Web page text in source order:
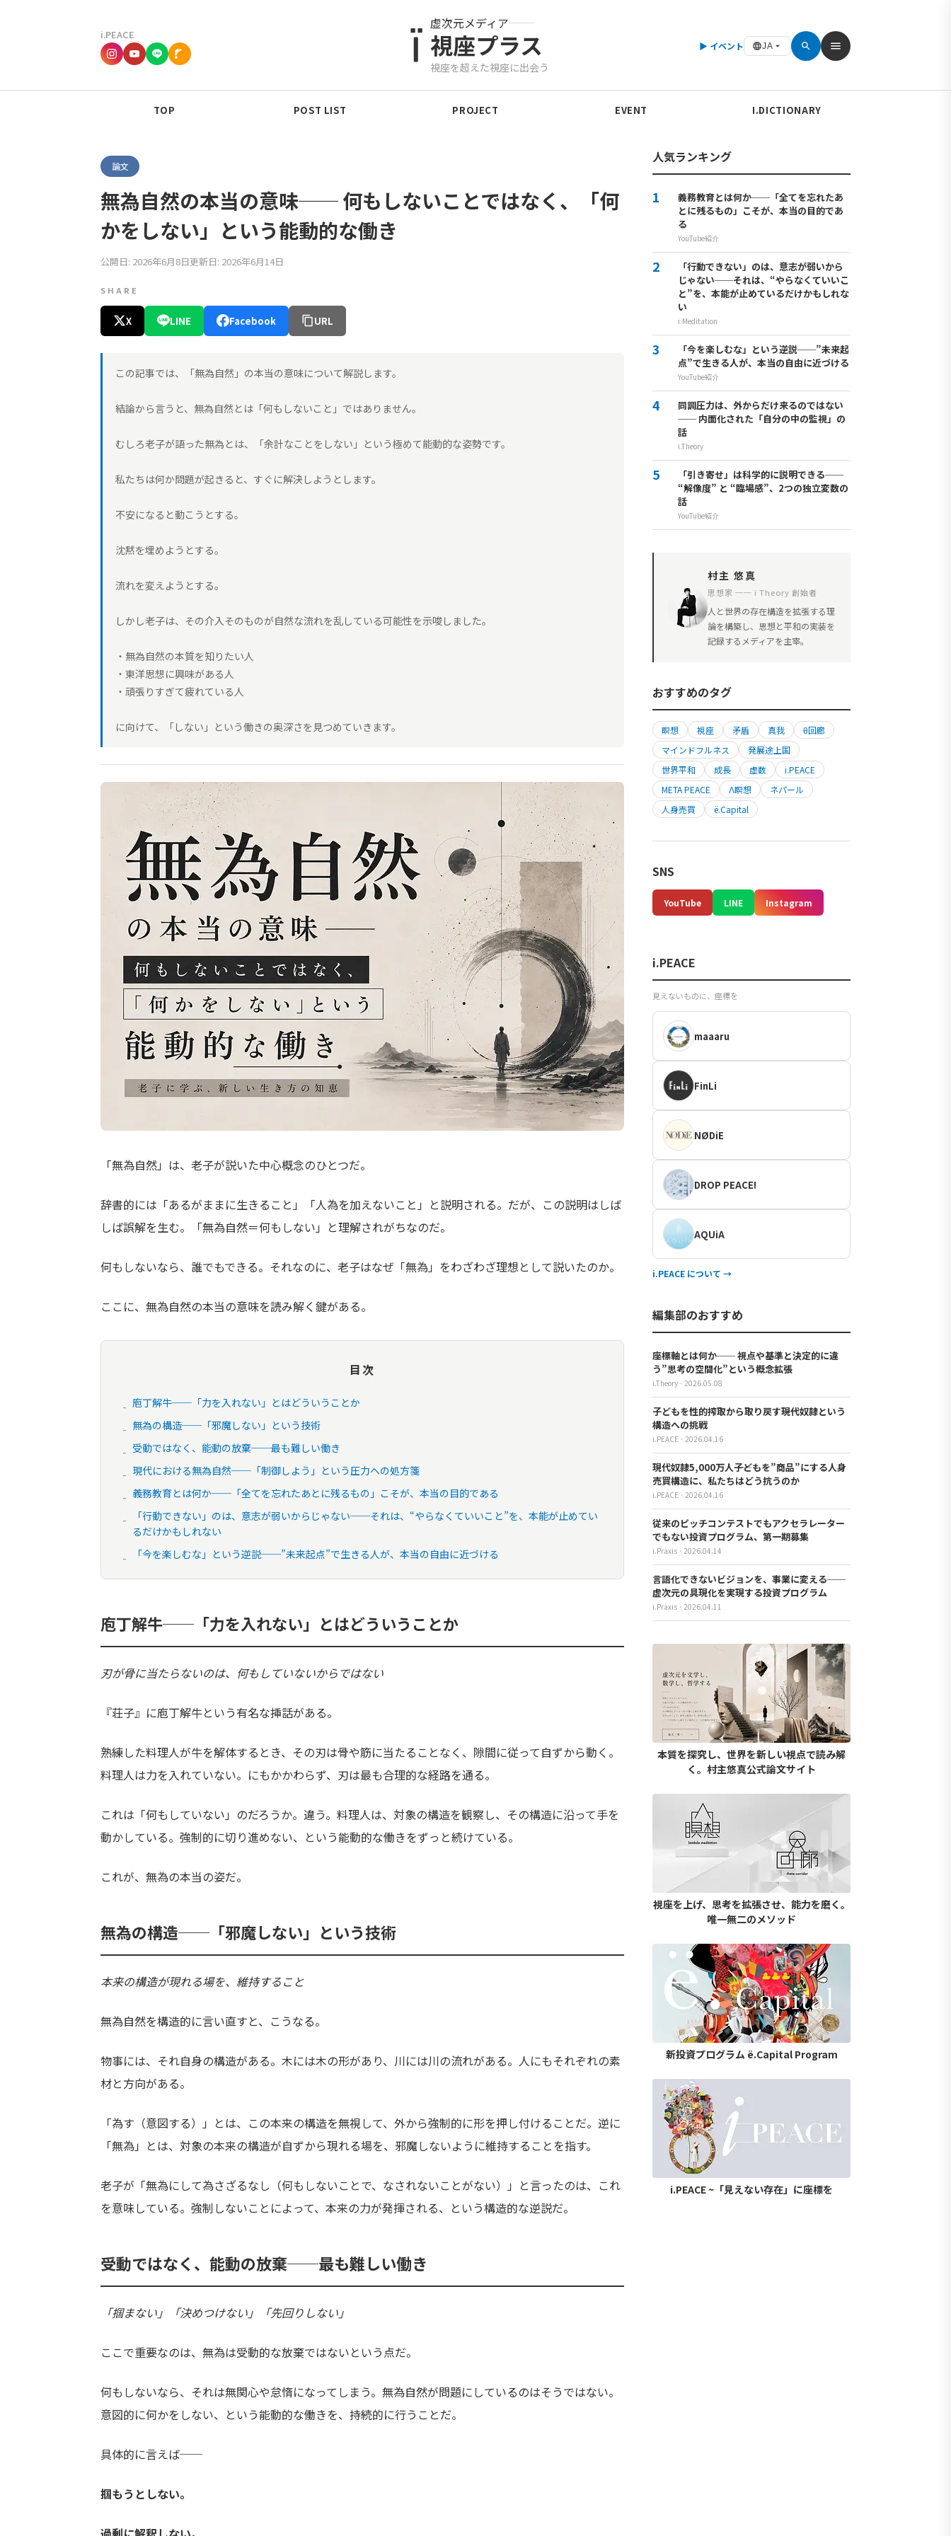
i.PEACE
虚次元メディア
視座プラス
視座を超えた視座に出会う
▶ イベント JA
TOP POST LIST PROJECT EVENT I.DICTIONARY
論文
無為自然の本当の意味── 何もしないことではなく、「何
かをしない」という能動的な働き
公開日: 2026年6月8日更新日: 2026年6月14日
SHARE
X LINE Facebook URL
この記事では、「無為自然」の本当の意味について解説します。
結論から言うと、無為自然とは「何もしないこと」ではありません。
むしろ老子が語った無為とは、「余計なことをしない」という極めて能動的な姿勢です。
私たちは何か問題が起きると、すぐに解決しようとします。
不安になると動こうとする。
沈黙を埋めようとする。
流れを変えようとする。
しかし老子は、その介入そのものが自然な流れを乱している可能性を示唆しました。
・無為自然の本質を知りたい人
・東洋思想に興味がある人
・頑張りすぎて疲れている人
に向けて、「しない」という働きの奥深さを見つめていきます。
「無為自然」は、老子が説いた中心概念のひとつだ。
辞書的には「あるがままに生きること」「人為を加えないこと」と説明される。だが、この説明はしば
しば誤解を生む。「無為自然＝何もしない」と理解されがちなのだ。
何もしないなら、誰でもできる。それなのに、老子はなぜ「無為」をわざわざ理想として説いたのか。
ここに、無為自然の本当の意味を読み解く鍵がある。
目次
庖丁解牛──「力を入れない」とはどういうことか
無為の構造──「邪魔しない」という技術
受動ではなく、能動の放棄──最も難しい働き
現代における無為自然──「制御しよう」という圧力への処方箋
義務教育とは何か──「全てを忘れたあとに残るもの」こそが、本当の目的である
「行動できない」のは、意志が弱いからじゃない──それは、“やらなくていいこと”を、本能が止めてい
るだけかもしれない
「今を楽しむな」という逆説──”未来起点”で生きる人が、本当の自由に近づける
庖丁解牛──「力を入れない」とはどういうことか
刃が骨に当たらないのは、何もしていないからではない
『荘子』に庖丁解牛という有名な挿話がある。
熟練した料理人が牛を解体するとき、その刃は骨や筋に当たることなく、隙間に従って自ずから動く。
料理人は力を入れていない。にもかかわらず、刃は最も合理的な経路を通る。
これは「何もしていない」のだろうか。違う。料理人は、対象の構造を観察し、その構造に沿って手を
動かしている。強制的に切り進めない、という能動的な働きをずっと続けている。
これが、無為の本当の姿だ。
無為の構造──「邪魔しない」という技術
本来の構造が現れる場を、維持すること
無為自然を構造的に言い直すと、こうなる。
物事には、それ自身の構造がある。木には木の形があり、川には川の流れがある。人にもそれぞれの素
材と方向がある。
「為す（意図する）」とは、この本来の構造を無視して、外から強制的に形を押し付けることだ。逆に
「無為」とは、対象の本来の構造が自ずから現れる場を、邪魔しないように維持することを指す。
老子が「無為にして為さざるなし（何もしないことで、なされないことがない）」と言ったのは、これ
を意味している。強制しないことによって、本来の力が発揮される、という構造的な逆説だ。
受動ではなく、能動の放棄──最も難しい働き
「掴まない」「決めつけない」「先回りしない」
ここで重要なのは、無為は受動的な放棄ではないという点だ。
何もしないなら、それは無関心や怠惰になってしまう。無為自然が問題にしているのはそうではない。
意図的に何かをしない、という能動的な働きを、持続的に行うことだ。
具体的に言えば──
掴もうとしない。
人気ランキング
義務教育とは何か──「全てを忘れたあ
とに残るもの」こそが、本当の目的であ
る
YouTube紹介
「行動できない」のは、意志が弱いから
じゃない──それは、“やらなくていいこ
と”を、本能が止めているだけかもしれな
い
i.Meditation
「今を楽しむな」という逆説──”未来起
点”で生きる人が、本当の自由に近づける
YouTube紹介
同調圧力は、外からだけ来るのではない
── 内面化された「自分の中の監視」の
話
i.Theory
「引き寄せ」は科学的に説明できる──
“解像度” と “臨場感”、2つの独立変数の
話
YouTube紹介
村主 悠真
思想家 ── ï Theory 創始者
人と世界の存在構造を拡張する理
論を構築し、思想と平和の実装を
記録するメディアを主宰。
おすすめのタグ
瞑想 視座 矛盾 真我
θ回廊
マインドフルネス
発展途上国
世界平和
成長 虚数
i.PEACE
META PEACE
Λ瞑想
ネパール
人身売買
ë.Capital
SNS
YouTube LINE Instagram
i.PEACE
見えないものに、座標を
maaaru
FinLi
NØDiE
DROP PEACE!
AQUiA
i.PEACE について →
編集部のおすすめ
座標軸とは何か── 視点や基準と決定的に違
う”思考の空間化”という概念拡張
i.Theory · 2026.05.08
子どもを性的搾取から取り戻す――現代奴隷という
構造への挑戦
i.PEACE · 2026.04.16
現代奴隷5,000万人――子どもを”商品”にする人身
売買構造に、私たちはどう抗うのか
i.PEACE · 2026.04.16
従来のピッチコンテストでもアクセラレーター
でもない投資プログラム、第一期募集
i.Praxis · 2026.04.14
言語化できないビジョンを、事業に変える──
虚次元の具現化を実現する投資プログラム
i.Praxis · 2026.04.11
本質を探究し、世界を新しい視点で読み解
く。村主悠真公式論文サイト
視座を上げ、思考を拡張させ、能力を磨く。
唯一無二のメソッド
新投資プログラム ë.Capital Program
i.PEACE ~「見えない存在」に座標を